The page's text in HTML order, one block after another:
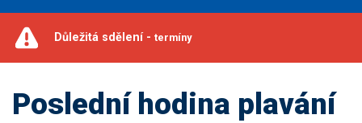
Důležitá sdělení - termíny
Poslední hodina plavání